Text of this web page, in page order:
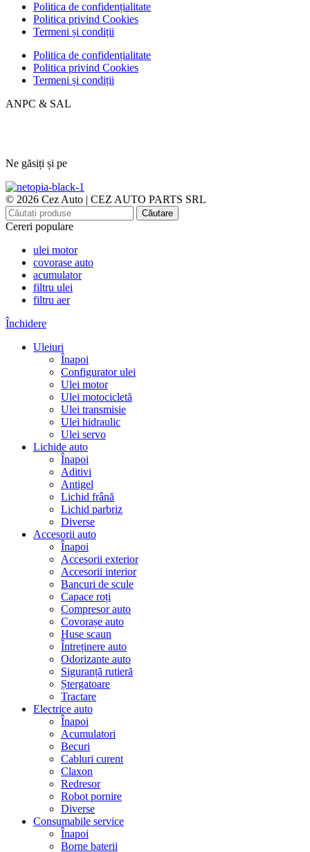
Politica de confidențialitate
Politica privind Cookies
Termeni și condiții
Politica de confidențialitate
Politica privind Cookies
Termeni și condiții
ANPC & SAL
Ne găsiți și pe
© 2026 Cez Auto | CEZ AUTO PARTS SRL
Căutare
Cereri populare
ulei motor
covorase auto
acumulator
filtru ulei
filtru aer
Închidere
Uleiuri
Înapoi
Configurator ulei
Ulei motor
Ulei motocicletă
Ulei transmisie
Ulei hidraulic
Ulei servo
Lichide auto
Înapoi
Aditivi
Antigel
Lichid frână
Lichid parbriz
Diverse
Accesorii auto
Înapoi
Accesorii exterior
Accesorii interior
Bancuri de scule
Capace roți
Compresor auto
Covorașe auto
Huse scaun
Întreținere auto
Odorizante auto
Siguranță rutieră
Ștergatoare
Tractare
Electrice auto
Înapoi
Acumulatori
Becuri
Cabluri curent
Claxon
Redresor
Robot pornire
Diverse
Consumabile service
Înapoi
Borne baterii